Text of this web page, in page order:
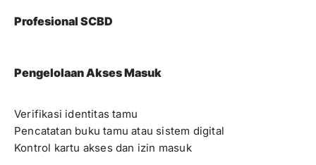
Profesional SCBD
Pengelolaan Akses Masuk
Verifikasi identitas tamu
Pencatatan buku tamu atau sistem digital
Kontrol kartu akses dan izin masuk